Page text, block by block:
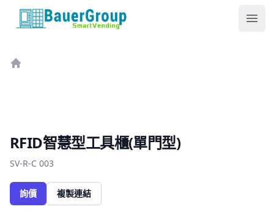
包爾科技
RFID智慧型工具櫃(單門型)
SV-R-C 003
詢價 複製連結